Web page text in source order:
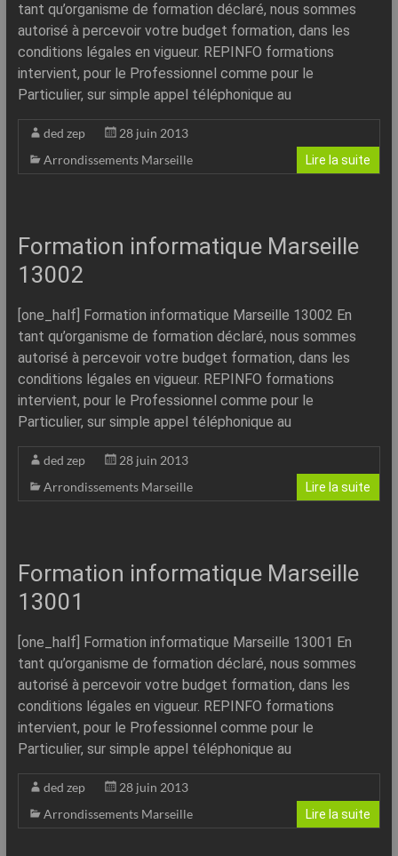
tant qu’organisme de formation déclaré, nous sommes
autorisé à percevoir votre budget formation, dans les
conditions légales en vigueur. REPINFO formations
intervient, pour le Professionnel comme pour le
Particulier, sur simple appel téléphonique au
ded zep
28 juin 2013
Arrondissements Marseille
Lire la suite
Formation informatique Marseille
13002
[one_half] Formation informatique Marseille 13002 En
tant qu’organisme de formation déclaré, nous sommes
autorisé à percevoir votre budget formation, dans les
conditions légales en vigueur. REPINFO formations
intervient, pour le Professionnel comme pour le
Particulier, sur simple appel téléphonique au
ded zep
28 juin 2013
Arrondissements Marseille
Lire la suite
Formation informatique Marseille
13001
[one_half] Formation informatique Marseille 13001 En
tant qu’organisme de formation déclaré, nous sommes
autorisé à percevoir votre budget formation, dans les
conditions légales en vigueur. REPINFO formations
intervient, pour le Professionnel comme pour le
Particulier, sur simple appel téléphonique au
ded zep
28 juin 2013
Arrondissements Marseille
Lire la suite